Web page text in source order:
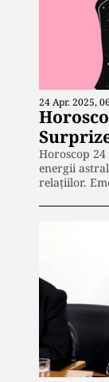
24 Apr. 2025,
Horoscop
energii
relațiilor.